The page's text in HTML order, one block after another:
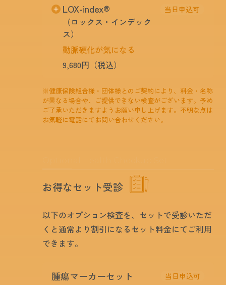
腹部（胆のう、肝臓、腎臓、膵臓、脾臓）に
超音波をあて、内臓の表面や密度の異なると
ころからの反射を記録し、内部の状態を調べ
る検査です。
LOX-index®
（ロックス・インデック
ス）
動脈硬化が気になる
当日申込可
9,680円（税込）
採血にて将来の脳梗塞・心筋梗塞の発症危険
度を評価するリスク検査です。血液検査によ
り、将来の脳梗塞・心筋梗塞の発症リスクを
判定し、早い段階からリスクを回避する事に
※脂質異常症治療薬、抗血小板薬、降圧薬を服
用されている場合は、検査数値が低く出る可能
クを評価しています。）
※脳梗塞や心筋梗塞を発症し、現在治療中の方
は検査数値が低く出る可能性があります。
※当検査は疾患の診断や将来の疾患を確定する
面談を承っておりません。
※健康保険組合様・団体様とのご契約により、料金・名称
が異なる場合や、ご提供できない検査がございます。予め
ご了承いただきますようお願い申し上げます。不明な点は
お気軽に電話にてお問い合わせください。
お得なセット受診
以下のオプション検査を、セットで受診いただ
くと通常より割引になるセット料金にてご利用
できます。
腫瘍マーカーセット 当日申込可